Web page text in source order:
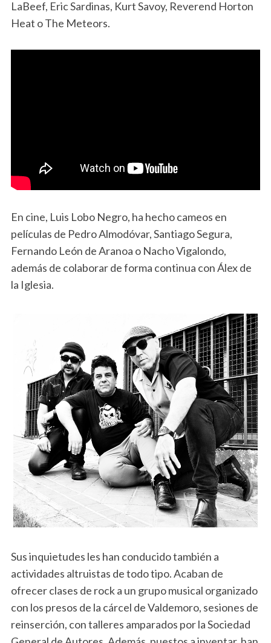
LaBeef, Eric Sardinas, Kurt Savoy, Reverend Horton
Heat o The Meteors.
En cine, Luis Lobo Negro, ha hecho cameos en
películas de Pedro Almodóvar, Santiago Segura,
Fernando León de Aranoa o Nacho Vigalondo,
además de colaborar de forma continua con Álex de
la Iglesia.
Sus inquietudes les han conducido también a
actividades altruistas de todo tipo. Acaban de
ofrecer clases de rock a un grupo musical organizado
con los presos de la cárcel de Valdemoro, sesiones de
reinserción, con talleres amparados por la Sociedad